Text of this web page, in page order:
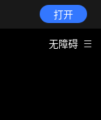
打开
无障碍